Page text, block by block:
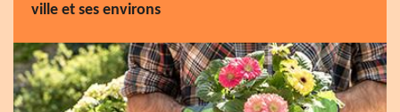
ville et ses environs